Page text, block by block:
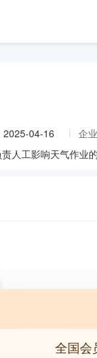
2025-04-16 企
全国会